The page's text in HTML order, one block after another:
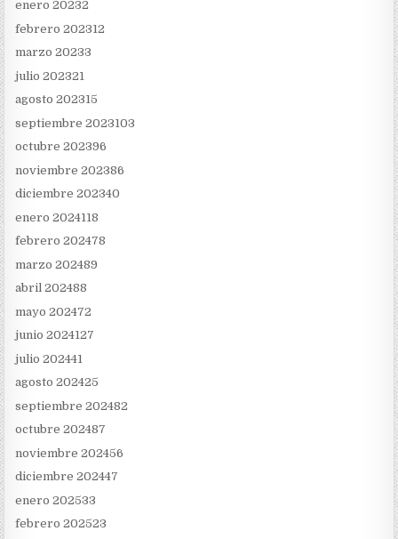
enero 20232
febrero 202312
marzo 20233
julio 202321
agosto 202315
septiembre 2023103
octubre 202396
noviembre 202386
diciembre 202340
enero 2024118
febrero 202478
marzo 202489
abril 202488
mayo 202472
junio 2024127
julio 202441
agosto 202425
septiembre 202482
octubre 202487
noviembre 202456
diciembre 202447
enero 202533
febrero 202523